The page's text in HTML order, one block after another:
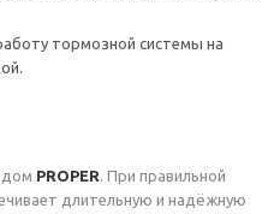
тормозной системы на
PROPER. При правильной
длительную и надёжную